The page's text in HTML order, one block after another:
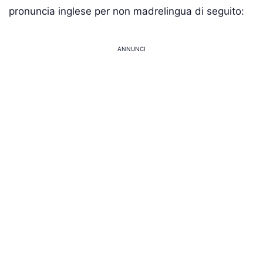
pronuncia inglese per non madrelingua di seguito:
ANNUNCI